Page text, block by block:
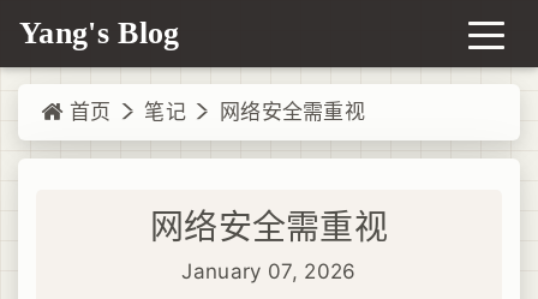
Yang's Blog
首页 笔记 网络安全需重视
网络安全需重视
January 07, 2026